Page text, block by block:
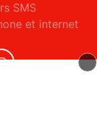
SMS
et internet